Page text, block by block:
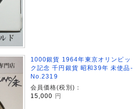
1000銀貨 1964年東京オリンピッ
ク記念 千円銀貨 昭和39年 未使品-
No.2319
会員価格(税別)：
15,000
円